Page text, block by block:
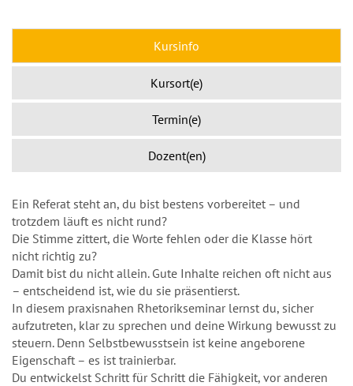
Kursinfo
Kursort(e)
Termin(e)
Dozent(en)
Ein Referat steht an, du bist bestens vorbereitet – und
trotzdem läuft es nicht rund?
Die Stimme zittert, die Worte fehlen oder die Klasse hört
nicht richtig zu?
Damit bist du nicht allein. Gute Inhalte reichen oft nicht aus
– entscheidend ist, wie du sie präsentierst.
In diesem praxisnahen Rhetorikseminar lernst du, sicher
aufzutreten, klar zu sprechen und deine Wirkung bewusst zu
steuern. Denn Selbstbewusstsein ist keine angeborene
Eigenschaft – es ist trainierbar.
Du entwickelst Schritt für Schritt die Fähigkeit, vor anderen